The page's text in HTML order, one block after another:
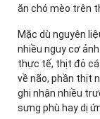
ăn chó mèo trên
Mặc dù nguyên
nhiều nguy cơ
thực tế, thịt đỏ cá
về não, phần thịt
ghi nhận nhiều
sưng phù hay dị